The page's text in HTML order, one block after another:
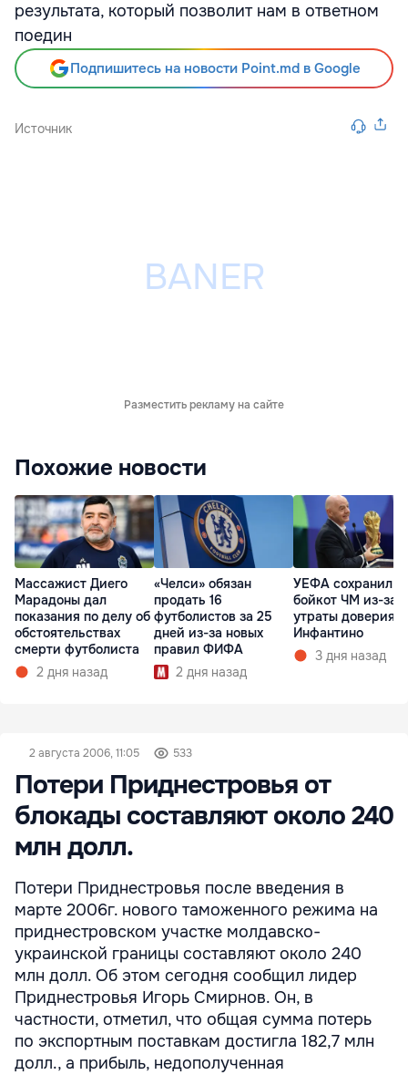
результата, который позволит нам в ответном
поедин
Подпишитесь на новости Point.md в Google
Источник
Разместить рекламу на сайте
Похожие новости
Массажист Диего
Марадоны дал
показания по делу об
обстоятельствах
смерти футболиста
2 дня назад
«Челси» обязан
продать 16
футболистов за 25
дней из-за новых
правил ФИФА
2 дня назад
УЕФА сохранил
бойкот ЧМ из-за
утраты доверия к
Инфантино
3 дня назад
2 августа 2006, 11:05 533
Потери Приднестровья от
блокады составляют около 240
млн долл.
Потери Приднестровья после введения в
марте 2006г. нового таможенного режима на
приднестровском участке молдавско-
украинской границы составляют около 240
млн долл. Об этом сегодня сообщил лидер
Приднестровья Игорь Смирнов. Он, в
частности, отметил, что общая сумма потерь
по экспортным поставкам достигла 182,7 млн
долл., а прибыль, недополученная